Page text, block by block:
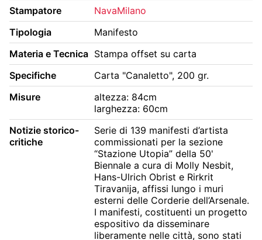
RACCOLTA DOCUMENTARIA
RASSEGNA STAMPA
Stampatore
NavaMilano
Tipologia
Manifesto
Materia e Tecnica Stampa offset su carta
Specifiche
Carta "Canaletto", 200 gr.
Misure
altezza: 84cm
larghezza: 60cm
Notizie storico-
critiche
Serie di 139 manifesti d’artista
commissionati per la sezione
“Stazione Utopia” della 50'
Biennale a cura di Molly Nesbit,
Hans-Ulrich Obrist e Rirkrit
Tiravanija, affissi lungo i muri
esterni delle Corderie dell’Arsenale.
I manifesti, costituenti un progetto
espositivo da disseminare
liberamente nelle città, sono stati